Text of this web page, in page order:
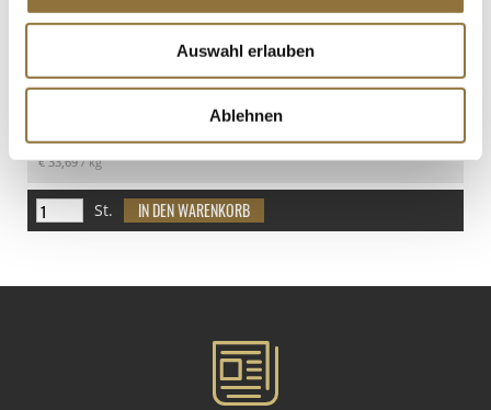
Auswahl erlauben
Ablehnen
Art.Nr.:59976
€ 26,95
€ 33,69/ kg
St.